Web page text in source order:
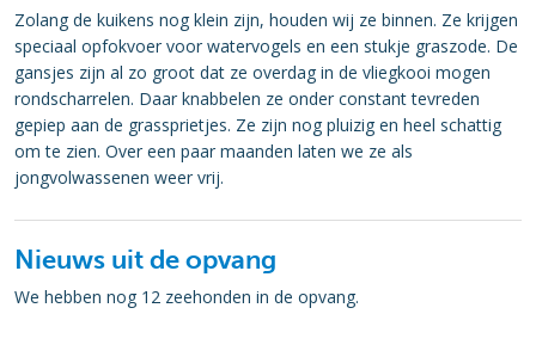
Zolang de kuikens nog klein zijn, houden wij ze binnen. Ze krijgen
speciaal opfokvoer voor watervogels en een stukje graszode. De
gansjes zijn al zo groot dat ze overdag in de vliegkooi mogen
rondscharrelen. Daar knabbelen ze onder constant tevreden
gepiep aan de grassprietjes. Ze zijn nog pluizig en heel schattig
om te zien. Over een paar maanden laten we ze als
jongvolwassenen weer vrij.
Nieuws uit de opvang
We hebben nog 12 zeehonden in de opvang.